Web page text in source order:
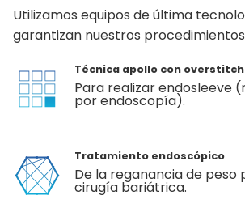
Utilizamos equipos de última
garantizan nuestros
Técnica apollo con overstitch
Para realizar endosleeve
por endoscopía).
Tratamiento endoscópico
De la reganancia de peso
cirugía bariátrica.